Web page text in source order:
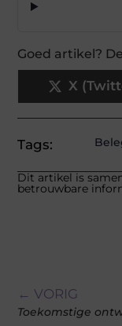
Goed artikel?
X
Tags:
Dit artikel is
betrouwbare
← VORIG
Toekomstige